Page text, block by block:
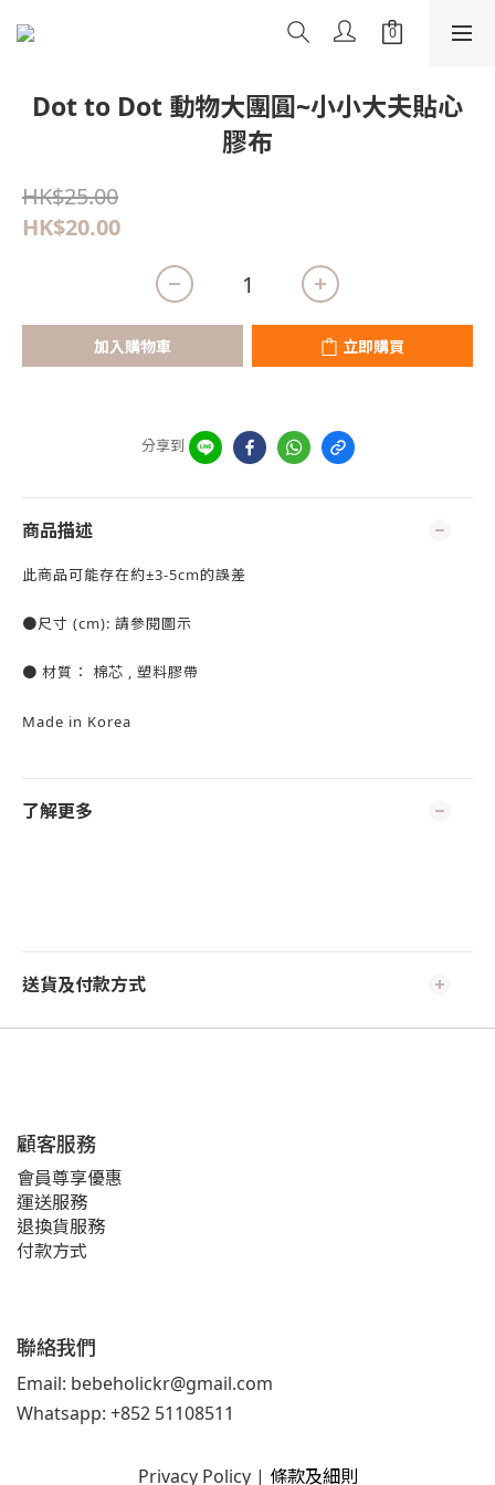
Dot to Dot 動物大團圓~小小大夫貼心
膠布
HK$25.00
HK$20.00
加入購物車 立即購買
分享到
商品描述
此商品可能存在約±3-5cm的誤差
●尺寸 (cm): 請參閱圖示
● 材質： 棉芯 , 塑料膠帶
Made in Korea
了解更多
送貨及付款方式
顧客服務
會員尊享優惠
運送服務
退換貨服務
付款方式
聯絡我們
Email: bebeholickr@gmail.com
Whatsapp: +852 51108511
Privacy Policy| 條款及細則